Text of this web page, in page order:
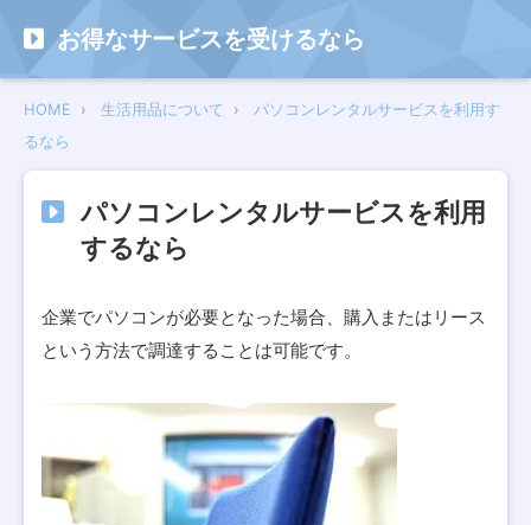
お得なサービスを受けるなら
HOME 生活用品について
パソコンレンタルサービスを利用す
るなら
パソコンレンタルサービスを利用
するなら
企業でパソコンが必要となった場合、購入またはリース
という方法で調達することは可能です。